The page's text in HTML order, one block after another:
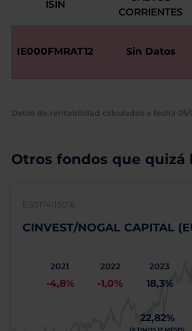
ISIN
CORRIENTES
IE000FMRAT12 Sin Datos
Datos de rentabilidad calculados a fecha 05/
Otros fondos que quizá
ES0174115016
CINVEST/NOGAL CAPITAL
2021
-4,8%
2022
-1,0%
2023
18,3%
22,82%
ÚLTIMOS 12 MESES